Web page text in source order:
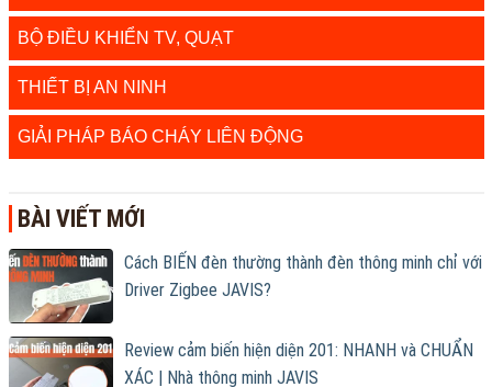
BỘ ĐIỀU KHIỂN TV, QUẠT
THIẾT BỊ AN NINH
GIẢI PHÁP BÁO CHÁY LIÊN ĐỘNG
BÀI VIẾT MỚI
Cách BIẾN đèn thường thành đèn thông minh chỉ với
Driver Zigbee JAVIS?
Review cảm biến hiện diện 201: NHANH và CHUẨN
XÁC | Nhà thông minh JAVIS